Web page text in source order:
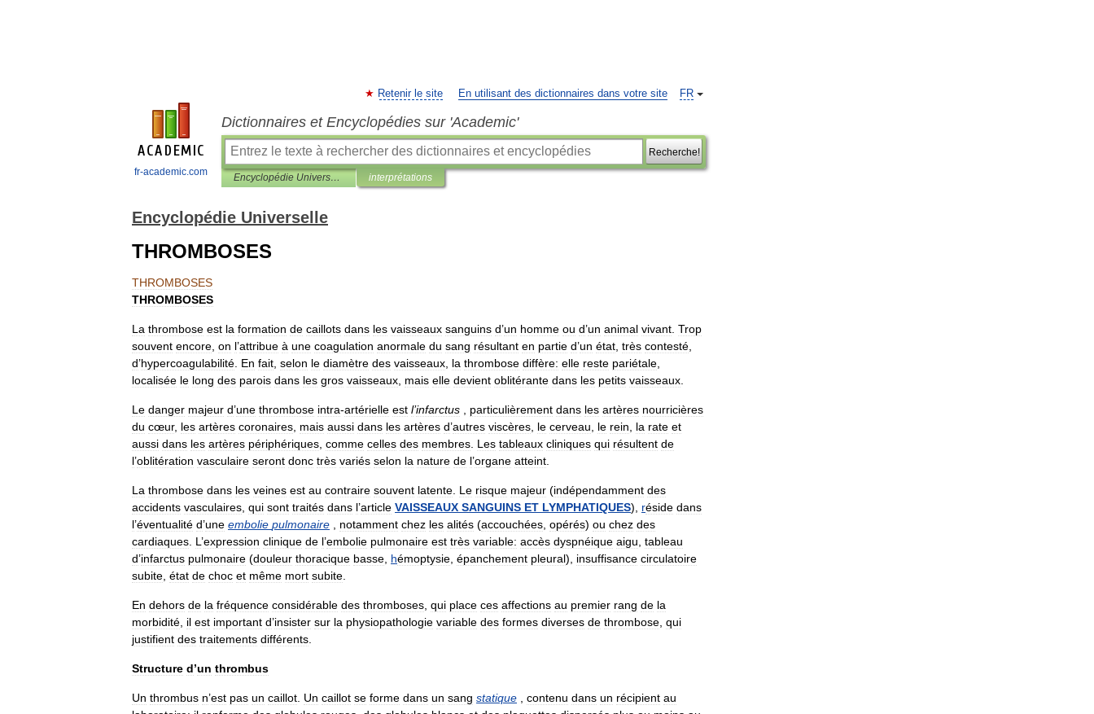
fr-academic.com
FR
Retenir le site En utilisant des dictionnaires dans votre site
Dictionnaires et Encyclopédies sur 'Academic'
Recherche!
Encyclopédie Universelle interprétations
Encyclopédie Universelle
THROMBOSES
THROMBOSES
THROMBOSES
La thrombose est la formation de caillots dans les vaisseaux sanguins d’un homme ou d’un animal vivant Trop
souvent encore on l’attribue à une coagulation anormale du sang résultant en partie d’un état très contesté
d’hypercoagulabilité En fait selon le diamètre des vaisseaux la thrombose diffère: elle reste pariétale
localisée le long des parois dans les gros vaisseaux mais elle devient oblitérante dans les petits vaisseaux
Le danger majeur d’une thrombose intra-artérielle est l’infarctus particulièrement dans les artères nourricières
du cœur, les artères coronaires mais aussi dans les artères d’autres viscères le cerveau le rein la rate et
aussi dans les artères périphériques comme celles des membres Les tableaux cliniques qui résultent de
l’oblitération vasculaire seront donc très variés selon la nature de l’organe atteint
La thrombose dans les veines est au contraire souvent latente Le risque majeur (indépendamment des
accidents vasculaires qui sont traités dans l’article VAISSEAUX SANGUINS ET LYMPHATIQUES), réside dans
l’éventualité d’une embolie pulmonaire notamment chez les alités (accouchées opérés) ou chez des
cardiaques L ’expression clinique de l’embolie pulmonaire est très variable: accès dyspnéique aigu tableau
d’infarctus pulmonaire (douleur thoracique basse hémoptysie épanchement pleural), insuffisance circulatoire
subite état de choc et même mort subite
En dehors de la fréquence considérable des thromboses qui place ces affections au premier rang de la
morbidité il est important d’insister sur la physiopathologie variable des formes diverses de thrombose qui
justifient des traitements différents
Structure d’un thrombus
Un thrombus n’est pas un caillot Un caillot se forme dans un sang statique contenu dans un récipient au